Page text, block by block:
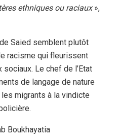
ethniques ou raciaux»,
Saied semblent plutôt
racisme qui fleurissent
Le chef de l’Etat
de langage de nature
migrants à la vindicte
Boukhayatia